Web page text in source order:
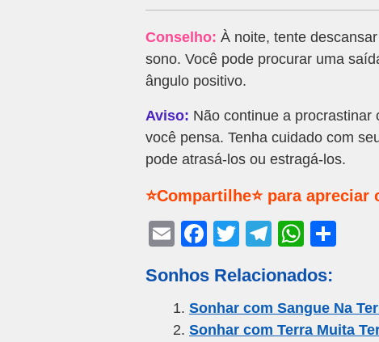
Conselho: À noite, tente
sono. Você pode procurar uma
ângulo positivo.
Aviso: Não continue a
você pensa. Tenha cuidado com
pode atrasá-los ou estragá-los.
⭐Compartilhe⭐ para
E
ail
F
c
e
T
tt
er
T
e
gr
W
at
s
e
Sonhos Relacionados:
Sonhar com Sangue Na
Sonhar com Terra Muita